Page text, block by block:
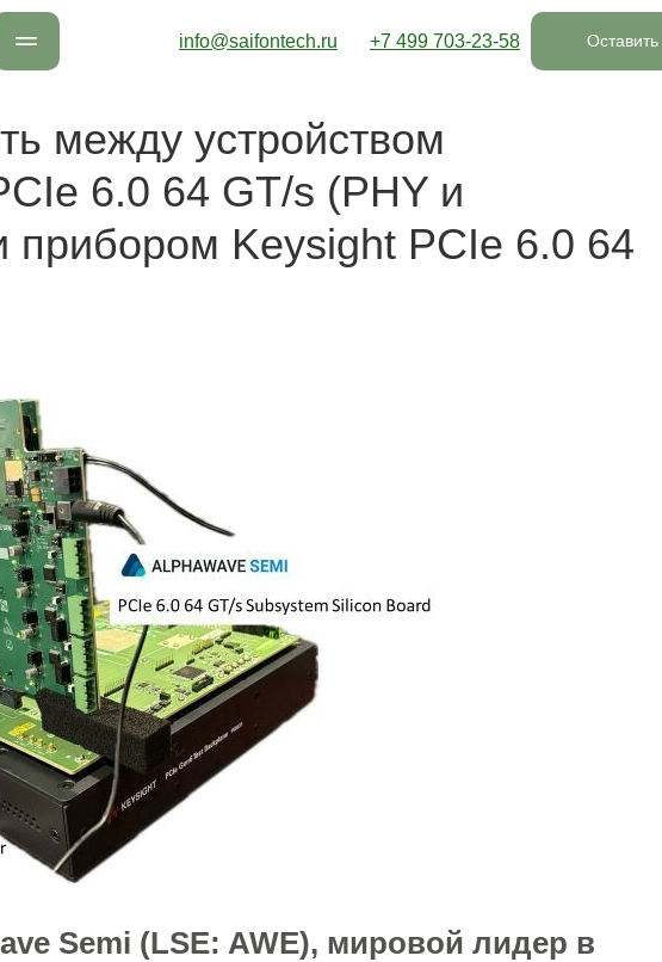
+7 499 703-23-58
info@saifontech.ru Оставить
между устройством
6.0 64 GT/s (PHY и
прибором Keysight PCIe 6.0 64
Semi (LSE: AWE), мировой лидер в